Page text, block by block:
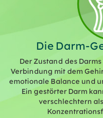
Die Darm-
Der Zustand des
Verbindung mit dem
emotionale Balance und
Ein gestörter Darm
verschlechtern